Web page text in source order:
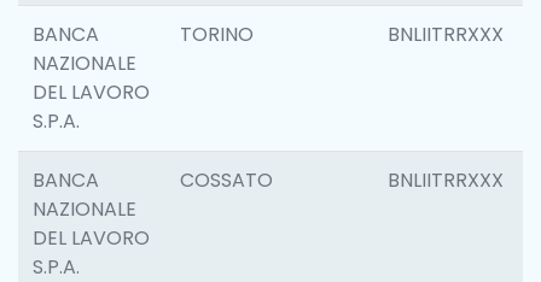
BANCA
NAZIONALE
DEL LAVORO
S.P.A.
TORINO BNLIITRRXXX
BANCA
NAZIONALE
DEL LAVORO
S.P.A.
COSSATO BNLIITRRXXX